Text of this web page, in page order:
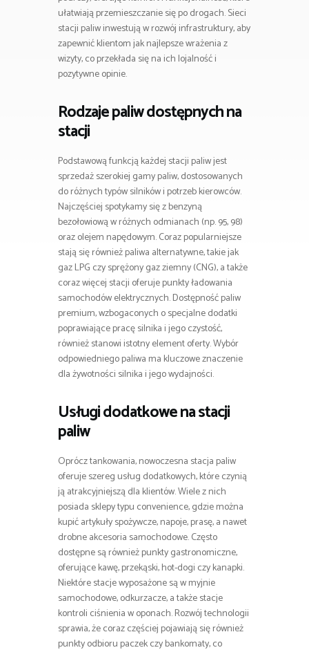
ułatwiają przemieszczanie się po drogach. Sieci
stacji paliw inwestują w rozwój infrastruktury, aby
zapewnić klientom jak najlepsze wrażenia z
wizyty, co przekłada się na ich lojalność i
pozytywne opinie.
Rodzaje paliw dostępnych na
stacji
Podstawową funkcją każdej stacji paliw jest
sprzedaż szerokiej gamy paliw, dostosowanych
do różnych typów silników i potrzeb kierowców.
Najczęściej spotykamy się z benzyną
bezołowiową w różnych odmianach (np. 95, 98)
oraz olejem napędowym. Coraz popularniejsze
stają się również paliwa alternatywne, takie jak
gaz LPG czy sprężony gaz ziemny (CNG), a także
coraz więcej stacji oferuje punkty ładowania
samochodów elektrycznych. Dostępność paliw
premium, wzbogaconych o specjalne dodatki
poprawiające pracę silnika i jego czystość,
również stanowi istotny element oferty. Wybór
odpowiedniego paliwa ma kluczowe znaczenie
dla żywotności silnika i jego wydajności.
Usługi dodatkowe na stacji
paliw
Oprócz tankowania, nowoczesna stacja paliw
oferuje szereg usług dodatkowych, które czynią
ją atrakcyjniejszą dla klientów. Wiele z nich
posiada sklepy typu convenience, gdzie można
kupić artykuły spożywcze, napoje, prasę, a nawet
drobne akcesoria samochodowe. Często
dostępne są również punkty gastronomiczne,
oferujące kawę, przekąski, hot-dogi czy kanapki.
Niektóre stacje wyposażone są w myjnie
samochodowe, odkurzacze, a także stacje
kontroli ciśnienia w oponach. Rozwój technologii
sprawia, że coraz częściej pojawiają się również
punkty odbioru paczek czy bankomaty, co